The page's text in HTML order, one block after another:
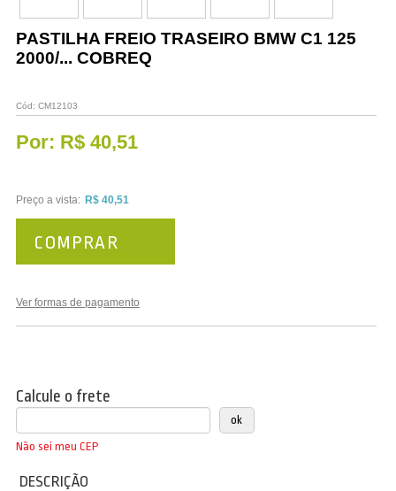
Promoções
PASTILHA FREIO TRASEIRO BMW C1 125
2000/... COBREQ
Cód: CM12103
Por: R$ 40,51
Preço a vista: R$ 40,51
Ver formas de pagamento
COMPRAR
Calcule o frete
Não sei meu CEP
DESCRIÇÃO